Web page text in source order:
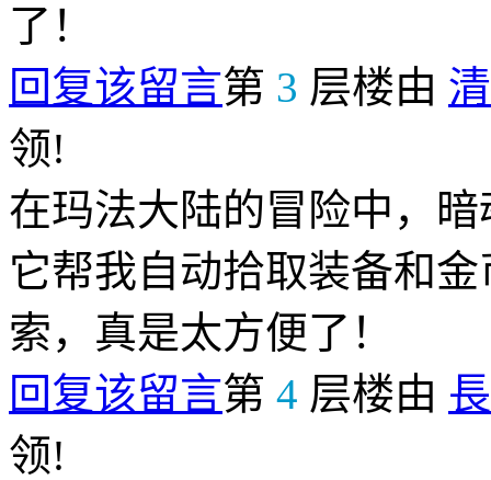
了！
回复该留言第 3 层楼由
领!
在玛法大陆的冒险中，
它帮我自动拾取装备和
索，真是太方便了！
回复该留言第 4 层楼由
领!